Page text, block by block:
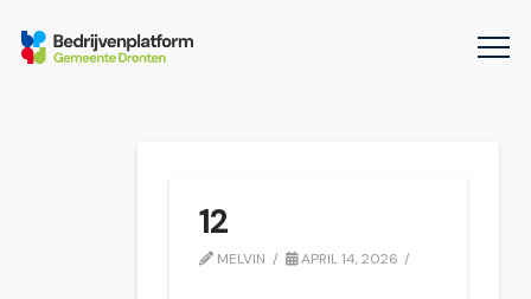
12
MELVIN APRIL 14, 2026